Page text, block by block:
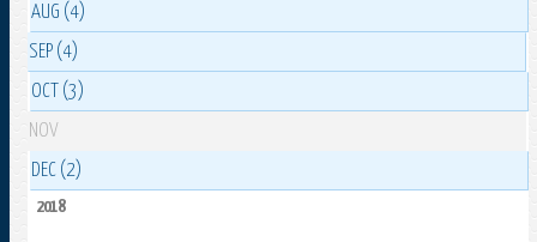
AUG (4)
SEP (4)
OCT (3)
NOV
DEC (2)
2018